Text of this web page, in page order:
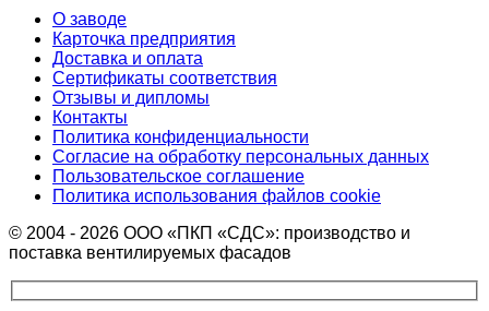
О заводе
Карточка предприятия
Доставка и оплата
Сертификаты соответствия
Отзывы и дипломы
Контакты
Политика конфиденциальности
Согласие на обработку персональных данных
Пользовательское соглашение
Политика использования файлов cookie
© 2004 - 2026 ООО «ПКП «СДС»: производство и
поставка вентилируемых фасадов